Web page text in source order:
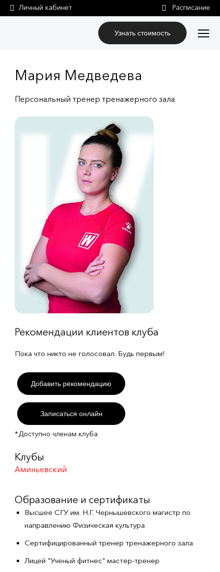
Личный кабинет
Узнать стоимость
Мария Медведева
Персональный тренер тренажерного зала
Рекомендации клиентов клуба
Пока что никто не голосовал. Будь первым!
Добавить рекомендацию
Записаться онлайн
*Доступно членам клуба
Клубы
Аминьевский
Образование и сертификаты
Высшее СГУ им. Н.Г. Чернышевского магистр по
направлению Физическая культура
Сертифицированный тренер тренажерного зала
Лицей "Ученый фитнес" мастер-тренер